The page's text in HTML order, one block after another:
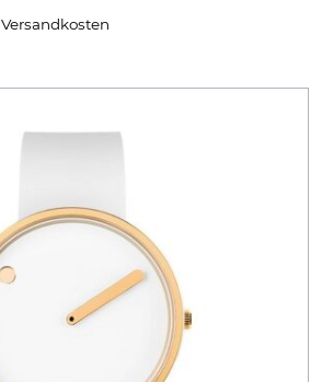
Versandkosten